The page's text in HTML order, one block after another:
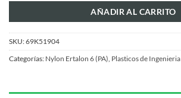
AÑADIR AL CARRITO
SKU:69K51904
Categorías: Nylon Ertalon 6 (PA) Plasticos de Ingenieria